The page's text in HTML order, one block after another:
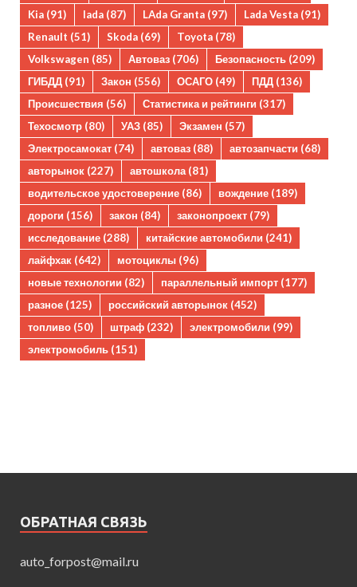
Kia (91) lada (87) LAda Granta (97) Lada Vesta (91)
Renault (51) Skoda (69) Toyota (78)
Volkswagen (85) Автоваз (706) Безопасность (209)
ГИБДД (91) Закон (556) ОСАГО (49) ПДД (136)
Происшествия (56) Статистика и рейтинги (317)
Техосмотр (80) УАЗ (85) Экзамен (57)
Электросамокат (74) автоваз (88) автозапчасти (68)
авторынок (227) автошкола(81)
водительское удостоверение (86) вождение (189)
дороги (156) закон (84) законопроект (79)
исследование (288) китайские автомобили (241)
лайфхак (642) мотоциклы (96)
новые технологии (82) параллельный импорт (177)
разное (125) российский авторынок (452)
топливо (50) штраф (232) электромобили (99)
электромобиль (151)
ОБРАТНАЯ СВЯЗЬ
auto_forpost@mail.ru